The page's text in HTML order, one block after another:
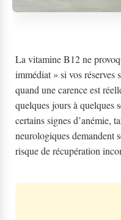
La vitamine B12 ne
immédiat » si vos réserves
quand une carence est
quelques jours à quelques
certains signes d’anémie,
neurologiques demandent
risque de récupération